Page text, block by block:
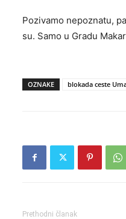
Pozivamo nepoznatu,
su. Samo u Gradu
OZNAKE blokada ceste
Prethodni članak